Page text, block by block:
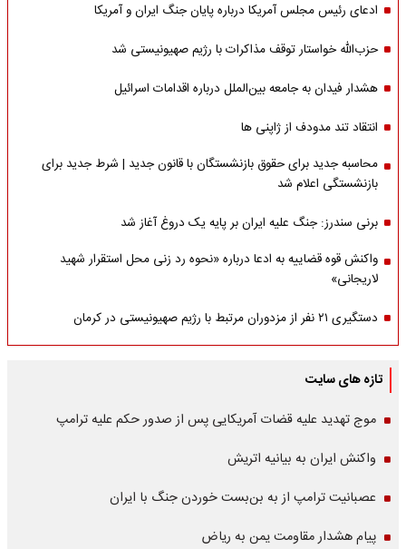
ادعای رئیس مجلس آمریکا درباره پایان جنگ ایران و آمریکا
حزب‌الله خواستار توقف مذاکرات با رژیم صهیونیستی شد
هشدار فیدان به جامعه بین‌الملل درباره اقدامات اسرائیل
انتقاد تند مدودف از ژاپنی ها
محاسبه جدید برای حقوق بازنشستگان با قانون جدید | شرط جدید برای
بازنشستگی اعلام شد
برنی سندرز: جنگ علیه ایران بر پایه یک دروغ آغاز شد
واکنش قوه قضاییه به ادعا درباره «نحوه رد زنی محل استقرار شهید
لاریجانی»
دستگیری ۲۱ نفر از مزدوران مرتبط با رژیم صهیونیستی در کرمان
تازه های سایت
موج تهدید علیه قضات آمریکایی پس از صدور حکم علیه ترامپ
واکنش ایران به بیانیه اتریش
عصبانیت ترامپ از به بن‌بست خوردن جنگ با ایران
پیام هشدار مقاومت یمن به ریاض